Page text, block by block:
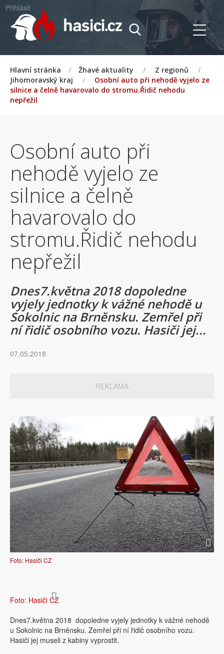
Přihlásit
Hlavní stránka / Žhavé aktuality / Z regionů
/
Jihomoravský kraj
/
Osobní auto při nehodě vyjelo ze
silnice a čelně havarovalo do stromu.Řidič nehodu
nepřežil
Osobní auto při
nehodě vyjelo ze
silnice a čelně
havarovalo do
stromu.Řidič nehodu
nepřežil
Dnes7.května 2018 dopoledne
vyjely jednotky k vážné nehodě u
Sokolnic na Brněnsku. Zemřel při
ní řidič osobního vozu. Hasiči jej...
07.05.2018
REKLAMA
Foto: Hasiči CZ
Foto: Hasiči CZ
Dnes7.května 2018 dopoledne vyjely jednotky k vážné nehodě
u Sokolnic na Brněnsku. Zemřel při ní řidič osobního vozu.
Hasiči jej museli z kabiny vyprostit.